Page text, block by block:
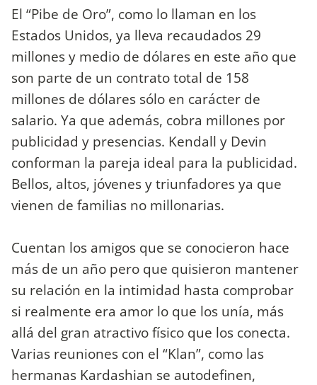
El “Pibe de Oro”, como lo llaman en los
Estados Unidos, ya lleva recaudados 29
millones y medio de dólares en este año que
son parte de un contrato total de 158
millones de dólares sólo en carácter de
salario. Ya que además, cobra millones por
publicidad y presencias. Kendall y Devin
conforman la pareja ideal para la publicidad.
Bellos, altos, jóvenes y triunfadores ya que
vienen de familias no millonarias.
Cuentan los amigos que se conocieron hace
más de un año pero que quisieron mantener
su relación en la intimidad hasta comprobar
si realmente era amor lo que los unía, más
allá del gran atractivo físico que los conecta.
Varias reuniones con el “Klan”, como las
hermanas Kardashian se autodefinen,